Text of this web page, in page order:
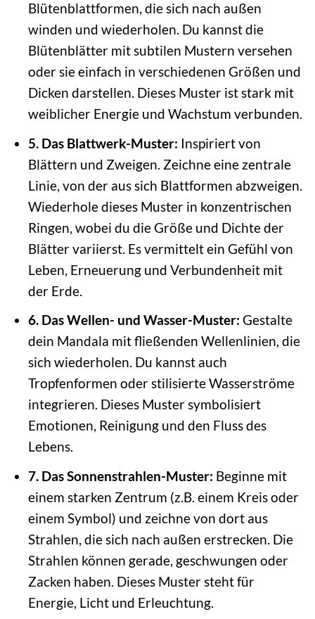
Blütenblattformen, die sich nach außen
winden und wiederholen. Du kannst die
Blütenblätter mit subtilen Mustern versehen
oder sie einfach in verschiedenen Größen und
Dicken darstellen. Dieses Muster ist stark mit
weiblicher Energie und Wachstum verbunden.
5. Das Blattwerk-Muster: Inspiriert von
Blättern und Zweigen. Zeichne eine zentrale
Linie, von der aus sich Blattformen abzweigen.
Wiederhole dieses Muster in konzentrischen
Ringen, wobei du die Größe und Dichte der
Blätter variierst. Es vermittelt ein Gefühl von
Leben, Erneuerung und Verbundenheit mit
der Erde.
6. Das Wellen- und Wasser-Muster: Gestalte
dein Mandala mit fließenden Wellenlinien, die
sich wiederholen. Du kannst auch
Tropfenformen oder stilisierte Wasserströme
integrieren. Dieses Muster symbolisiert
Emotionen, Reinigung und den Fluss des
Lebens.
7. Das Sonnenstrahlen-Muster: Beginne mit
einem starken Zentrum (z.B. einem Kreis oder
einem Symbol) und zeichne von dort aus
Strahlen, die sich nach außen erstrecken. Die
Strahlen können gerade, geschwungen oder
Zacken haben. Dieses Muster steht für
Energie, Licht und Erleuchtung.